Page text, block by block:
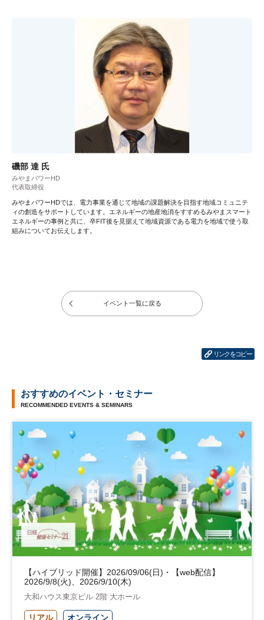
磯部 達 氏
みやまパワーHD
代表取締役
みやまパワーHDでは、電力事業を通じて地域の課題解決を目指す地域コミュニテ
ィの創造をサポートしています。エネルギーの地産地消をすすめるみやまスマート
エネルギーの事例と共に、卒FIT後を見据えて地域資源である電力を地域で使う取
組みについてお伝えします。
イベント一覧に戻る
リンクをコピー
おすすめのイベント・セミナー
RECOMMENDED EVENTS & SEMINARS
【ハイブリッド開催】2026/09/06(日)・【web配信】
2026/9/8(火)、2026/9/10(木)
大和ハウス東京ビル 2階 大ホール
リアル オンライン